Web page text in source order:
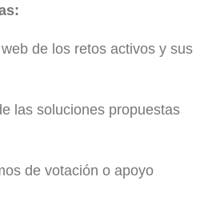
de los retos activos y sus
las soluciones propuestas
de votación o apoyo